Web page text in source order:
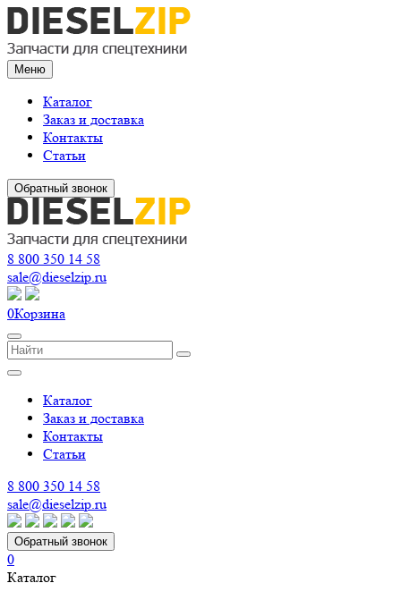
Меню
Каталог
Заказ и доставка
Контакты
Статьи
Обратный звонок
8 800 350 14 58
sale@dieselzip.ru
0Корзина
Каталог
Заказ и доставка
Контакты
Статьи
8 800 350 14 58
sale@dieselzip.ru
Обратный звонок
0
Каталог